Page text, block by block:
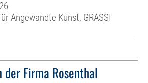
Angewandte Kunst, GRASSI
der Firma Rosenthal